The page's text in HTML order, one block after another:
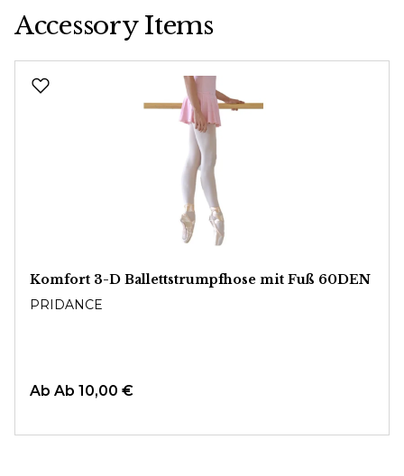
Accessory Items
Komfort 3-D Ballettstrumpfhose mit Fuß 60DEN
PRIDANCE
Ab Ab 10,00 €